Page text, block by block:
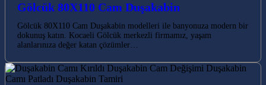
Gölcük 80X110 Cam Duşakabin
Gölcük 80X110 Cam Duşakabin modelleri ile banyonuza modern bir
dokunuş katın. Kocaeli Gölcük merkezli firmamız, yaşam
alanlarınıza değer katan çözümler…